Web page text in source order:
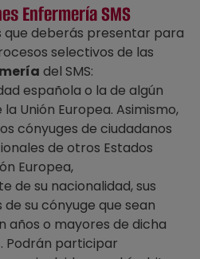
Enfermería SMS
que deberás presentar para
selectivos de las
del SMS:
española o la de algún
Unión Europea. Asimismo,
cónyuges de ciudadanos
de otros Estados
Europea,
de su nacionalidad, sus
su cónyuge que sean
años o mayores de dicha
Podrán participar